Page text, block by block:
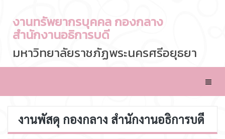
งานทรัพยากรบุคคล กองกลาง
สำนักงานอธิการบดี
มหาวิทยาลัยราชภัฏพระนครศรีอยุธยา
งานพัสดุ กองกลาง สำนักงานอธิการบดี